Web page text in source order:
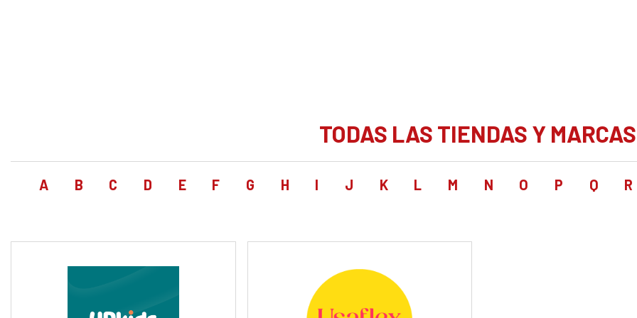
TODAS LAS TIENDAS Y MARCAS
A B C D E F G H I J K L M N O P Q R